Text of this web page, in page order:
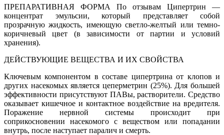
ПРЕПАРАТИВНАЯ ФОРМА По отзывам Ципертрин —
концентрат эмульсии, который представляет собой
прозрачную жидкость, имеющую светло-желтый или темно-
коричневый цвет (в зависимости от партии и условий
хранения).
ДЕЙСТВУЮЩИЕ ВЕЩЕСТВА И ИХ СВОЙСТВА
Ключевым компонентом в составе ципертрина от клопов и
других насекомых является цеперметрин (25%). Для большей
эффективности присутствуют ПАВы, растворители. Средство
оказывает кишечное и контактное воздействие на вредителя.
Поражение нервной системы происходит при
соприкосновении насекомого с веществом или попадании
внутрь, после наступает паралич и смерть.